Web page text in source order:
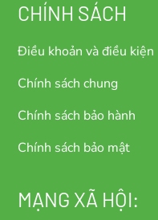
CHÍNH SÁCH
Điều khoản và điều kiện
Chính sách chung
Chính sách bảo hành
Chính sách bảo mật
MẠNG XÃ HỘI: